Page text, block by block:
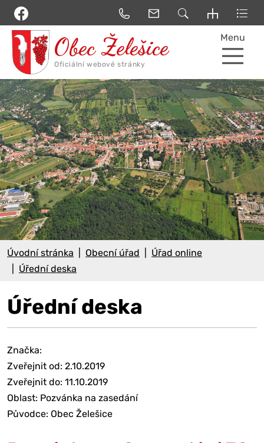
Menu
Úvodní stránka Obecní úřad
Úřad online
Úřední deska
Úřední deska
Značka:
Zveřejnit od: 2.10.2019
Zveřejnit do: 11.10.2019
Oblast: Pozvánka na zasedání
Původce: Obec Želešice